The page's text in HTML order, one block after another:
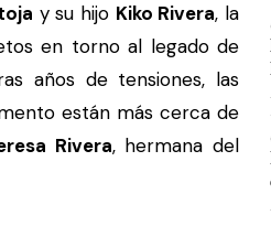
y su hijo Kiko Rivera, la
en torno al legado de
años de tensiones, las
están más cerca de
Rivera, hermana del